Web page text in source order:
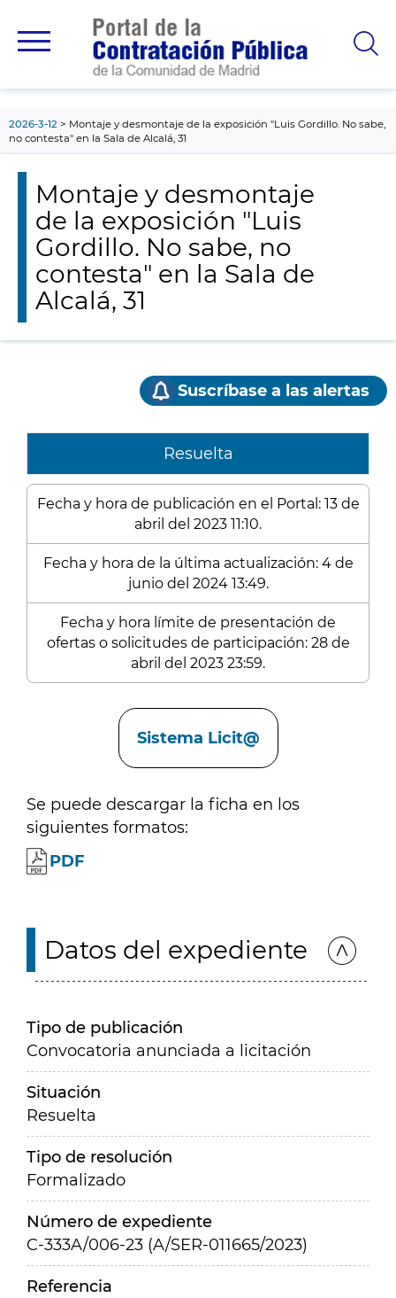
principal
2026-3-12
Montaje y desmontaje de la exposición "Luis Gordillo. No sabe,
no contesta" en la Sala de Alcalá, 31
Montaje y desmontaje
de la exposición "Luis
Gordillo. No sabe, no
contesta" en la Sala de
Alcalá, 31
Suscríbase a las alertas
Resuelta
Fecha y hora de publicación en el Portal: 13 de
abril del 2023 11:10.
Fecha y hora de la última actualización: 4 de
junio del 2024 13:49.
Fecha y hora límite de presentación de
ofertas o solicitudes de participación: 28 de
abril del 2023 23:59.
Sistema Licit@
Se puede descargar la ficha en los
siguientes formatos:
PDF
Datos del expediente
Tipo de publicación
Convocatoria anunciada a licitación
Situación
Resuelta
Tipo de resolución
Formalizado
Número de expediente
C-333A/006-23 (A/SER-011665/2023)
Referencia